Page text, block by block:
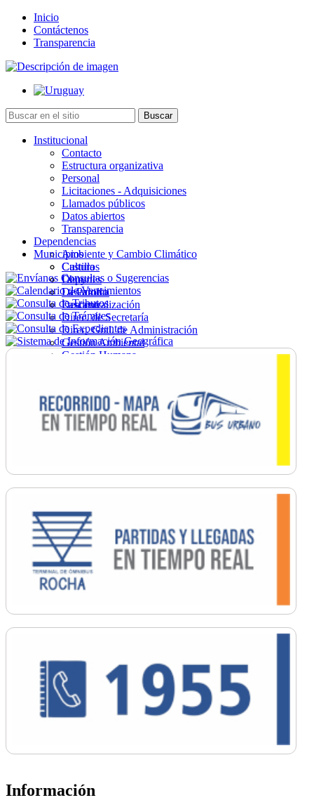
Inicio
Contáctenos
Transparencia
Institucional
Contacto
Estructura organizativa
Personal
Licitaciones - Adquisiciones
Llamados públicos
Datos abiertos
Transparencia
Dependencias
Ambiente y Cambio Climático
Cultura
Deportes
Desarrollo
Descentralización
Direc. de Secretaría
Direc. Gral. de Administración
Gestión Ambiental
Gestión Humana
Ordenamiento
Promoción Social
Salud
Secretaría General
Municipios
Castillos
Chuy
La Paloma
Lascano
Información